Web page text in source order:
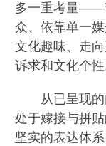
多一重考量——
众、依靠单一
文化趣味、走
诉求和文化个性
从已呈现的
处于嫁接与拼
坚实的表达体